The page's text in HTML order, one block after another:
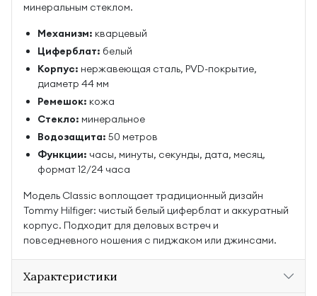
минеральным стеклом.
Механизм: кварцевый
Циферблат: белый
Корпус: нержавеющая сталь, PVD-покрытие,
диаметр 44 мм
Ремешок: кожа
Стекло: минеральное
Водозащита: 50 метров
Функции: часы, минуты, секунды, дата, месяц,
формат 12/24 часа
Модель Classic воплощает традиционный дизайн
Tommy Hilfiger: чистый белый циферблат и аккуратный
корпус. Подходит для деловых встреч и
повседневного ношения с пиджаком или джинсами.
Характеристики